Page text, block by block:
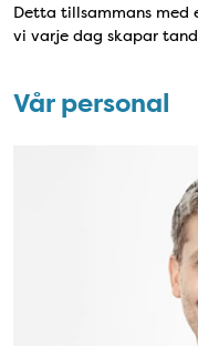
Detta tillsammans med
vi varje dag skapar
Vår personal